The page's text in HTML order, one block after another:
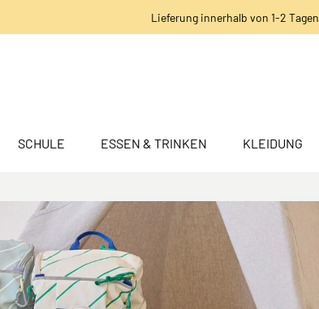
Lieferung innerhalb von 1-2 Tagen
SCHULE ESSEN & TRINKEN KLEIDUNG